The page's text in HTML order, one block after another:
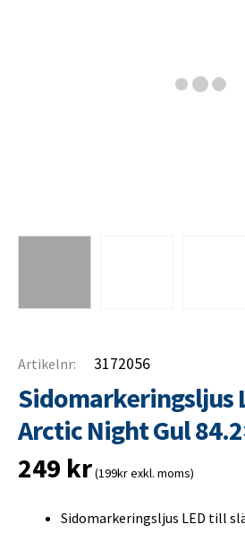
Artikelnr: 3172056
Sidomarkeringsljus
Arctic Night Gul
249 kr(199kr exkl. moms)
Sidomarkeringsljus LED till